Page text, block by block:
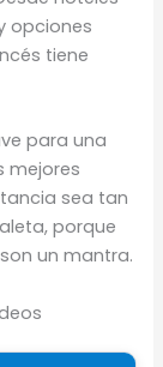
opciones
tiene
para una
mejores
sea tan
porque
un mantra.